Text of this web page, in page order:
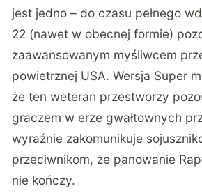
jest jedno – do czasu pełnego
22 (nawet w obecnej formie)
zaawansowanym myśliwcem
powietrznej USA. Wersja Super
że ten weteran przestworzy
graczem w erze gwałtownych
wyraźnie zakomunikuje
przeciwnikom, że panowanie
nie kończy.